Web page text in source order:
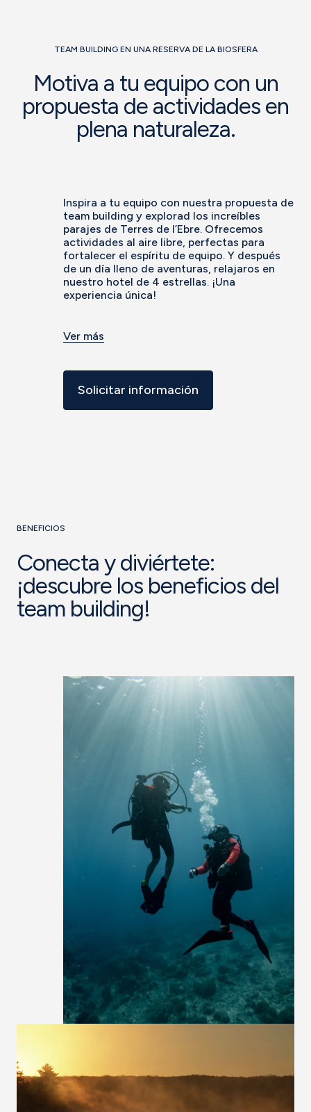
TEAM BUILDING EN UNA RESERVA DE LA BIOSFERA
Motiva a tu equipo con un
propuesta de actividades en
plena naturaleza.
Inspira a tu equipo con nuestra propuesta de
team building y explorad los increíbles
parajes de Terres de l’Ebre. Ofrecemos
actividades al aire libre, perfectas para
fortalecer el espíritu de equipo. Y después
de un día lleno de aventuras, relajaros en
nuestro hotel de 4 estrellas. ¡Una
experiencia única!
Ver más
Solicitar información
BENEFICIOS
Conecta y diviértete:
¡descubre los beneficios del
team building!